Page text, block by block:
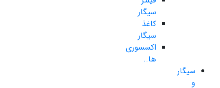
سیگار
کاغذ
سیگار
اکسسوری
ها..
سیگار
و